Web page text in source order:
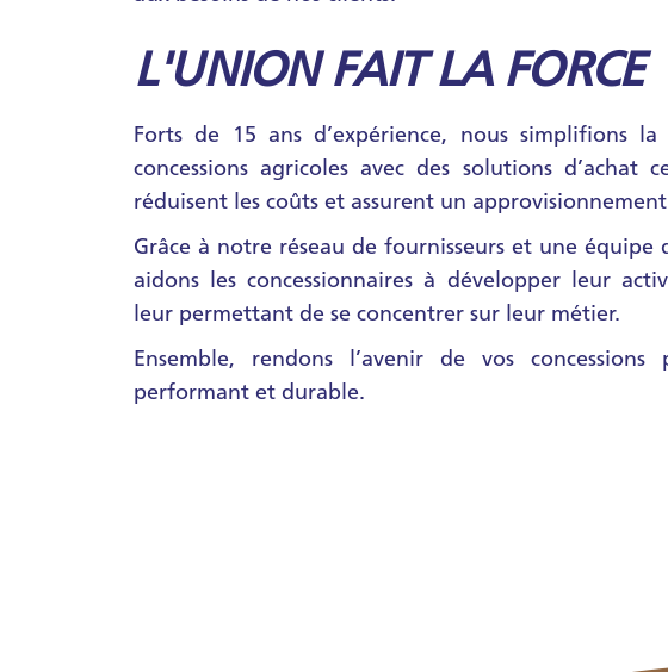
L'UNION FAIT LA FORCE
Forts de 15 ans d’expérience, nous simplifions la
concessions agricoles avec des solutions d’achat
réduisent les coûts et assurent un
Grâce à notre réseau de fournisseurs et une équipe
aidons les concessionnaires à développer leur
leur permettant de se concentrer sur leur métier.
Ensemble, rendons l’avenir de vos concessions
performant et durable.